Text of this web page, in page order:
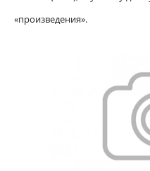
«произведения».